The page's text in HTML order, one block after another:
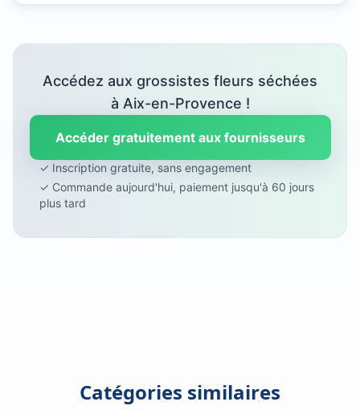
Accédez aux grossistes fleurs séchées
à Aix-en-Provence !
Accéder gratuitement aux fournisseurs
✓ Inscription gratuite, sans engagement
✓ Commande aujourd'hui, paiement jusqu'à 60 jours
plus tard
Catégories similaires